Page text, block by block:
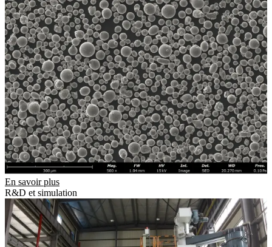
En savoir plus
R&D et simulation